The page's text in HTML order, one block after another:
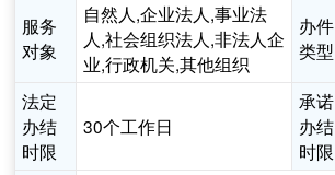
服务
对象
自然人,企业法人,事业法
人,社会组织法人,非法人企
业,行政机关,其他组织
办件
类型
法定
办结
时限
30个工作日
承诺
办结
时限